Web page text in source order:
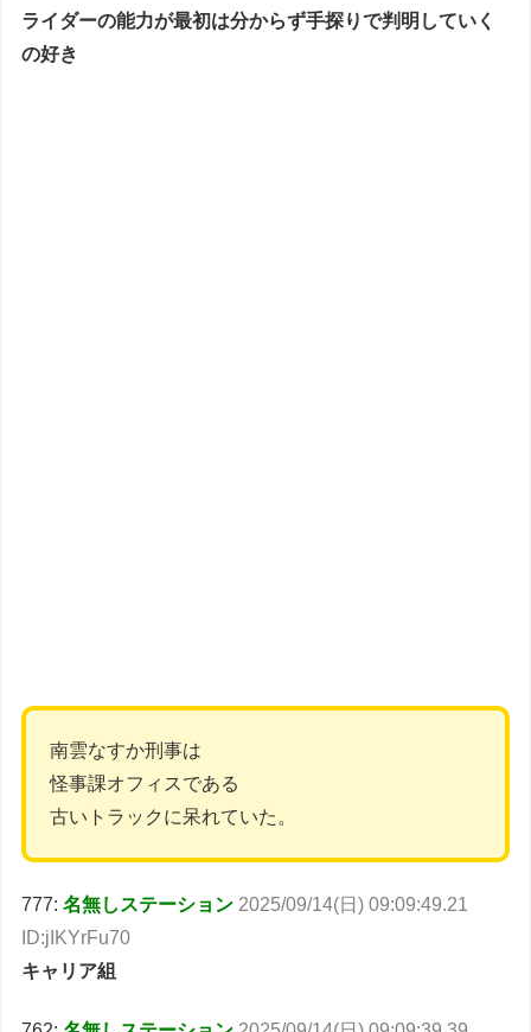
ライダーの能力が最初は分からず手探りで判明していく
の好き
南雲なすか刑事は
怪事課オフィスである
古いトラックに呆れていた。
777:名無しステーション 2025/09/14(日) 09:09:49.21
ID:jIKYrFu70
キャリア組